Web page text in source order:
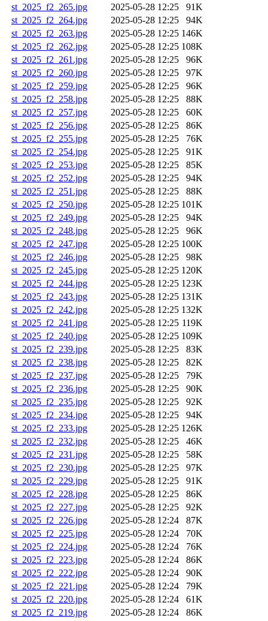
st_2025_f2_265.jpg
2025-05-28 12:25
91K
st_2025_f2_264.jpg
2025-05-28 12:25
94K
st_2025_f2_263.jpg
2025-05-28 12:25 146K
st_2025_f2_262.jpg
2025-05-28 12:25 108K
st_2025_f2_261.jpg
2025-05-28 12:25
96K
st_2025_f2_260.jpg
2025-05-28 12:25
97K
st_2025_f2_259.jpg
2025-05-28 12:25
96K
st_2025_f2_258.jpg
2025-05-28 12:25
88K
st_2025_f2_257.jpg
2025-05-28 12:25
60K
st_2025_f2_256.jpg
2025-05-28 12:25
86K
st_2025_f2_255.jpg
2025-05-28 12:25
76K
st_2025_f2_254.jpg
2025-05-28 12:25
91K
st_2025_f2_253.jpg
2025-05-28 12:25
85K
st_2025_f2_252.jpg
2025-05-28 12:25
94K
st_2025_f2_251.jpg
2025-05-28 12:25
88K
st_2025_f2_250.jpg
2025-05-28 12:25 101K
st_2025_f2_249.jpg
2025-05-28 12:25
94K
st_2025_f2_248.jpg
2025-05-28 12:25
96K
st_2025_f2_247.jpg
2025-05-28 12:25 100K
st_2025_f2_246.jpg
2025-05-28 12:25
98K
st_2025_f2_245.jpg
2025-05-28 12:25 120K
st_2025_f2_244.jpg
2025-05-28 12:25 123K
st_2025_f2_243.jpg
2025-05-28 12:25 131K
st_2025_f2_242.jpg
2025-05-28 12:25 132K
st_2025_f2_241.jpg
2025-05-28 12:25 119K
st_2025_f2_240.jpg
2025-05-28 12:25 109K
st_2025_f2_239.jpg
2025-05-28 12:25
83K
st_2025_f2_238.jpg
2025-05-28 12:25
82K
st_2025_f2_237.jpg
2025-05-28 12:25
79K
st_2025_f2_236.jpg
2025-05-28 12:25
90K
st_2025_f2_235.jpg
2025-05-28 12:25
92K
st_2025_f2_234.jpg
2025-05-28 12:25
94K
st_2025_f2_233.jpg
2025-05-28 12:25 126K
st_2025_f2_232.jpg
2025-05-28 12:25
46K
st_2025_f2_231.jpg
2025-05-28 12:25
58K
st_2025_f2_230.jpg
2025-05-28 12:25
97K
st_2025_f2_229.jpg
2025-05-28 12:25
91K
st_2025_f2_228.jpg
2025-05-28 12:25
86K
st_2025_f2_227.jpg
2025-05-28 12:25
92K
st_2025_f2_226.jpg
2025-05-28 12:24
87K
st_2025_f2_225.jpg
2025-05-28 12:24
70K
st_2025_f2_224.jpg
2025-05-28 12:24
76K
st_2025_f2_223.jpg
2025-05-28 12:24
86K
st_2025_f2_222.jpg
2025-05-28 12:24
90K
st_2025_f2_221.jpg
2025-05-28 12:24
79K
st_2025_f2_220.jpg
2025-05-28 12:24
61K
st_2025_f2_219.jpg
2025-05-28 12:24
86K